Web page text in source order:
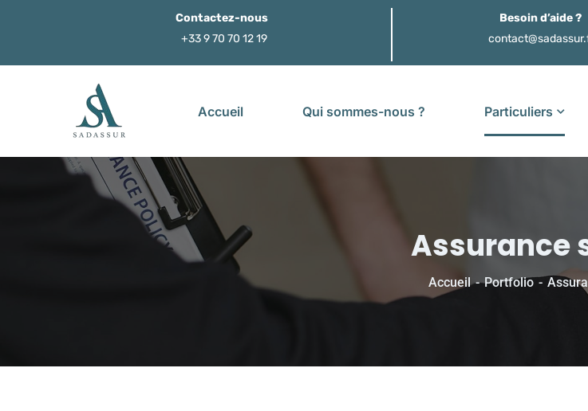
Contactez-nous
+33 9 70 70 12 19
Besoin d’aide ?
Accueil Qui sommes-nous ? Particuliers
Assurance
Accueil Portfolio